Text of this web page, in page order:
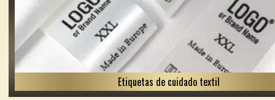
Etiquetas de cuidado textil